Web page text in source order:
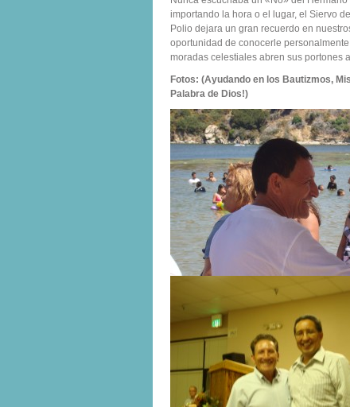
importando la hora o el lugar, el Siervo
Polio dejara un gran recuerdo en
oportunidad de conocerle
moradas celestiales abren sus portones
Fotos: (Ayudando en los Bautizmos,
Palabra de Dios!)